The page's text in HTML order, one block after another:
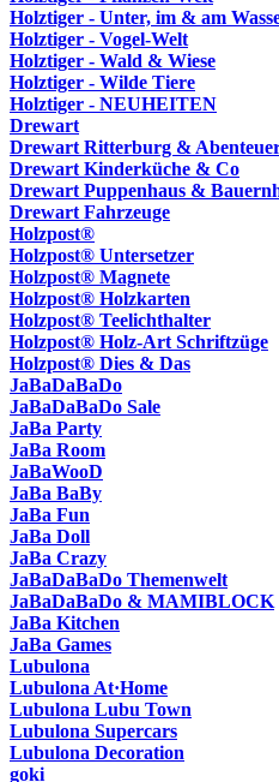
Holztiger - Unter, im & am
Holztiger - Vogel-Welt
Holztiger - Wald & Wiese
Holztiger - Wilde Tiere
Holztiger - NEUHEITEN
Drewart
Drewart Ritterburg &
Drewart Kinderküche & Co
Drewart Puppenhaus &
Drewart Fahrzeuge
Holzpost®
Holzpost® Untersetzer
Holzpost® Magnete
Holzpost® Holzkarten
Holzpost® Teelichthalter
Holzpost® Holz-Art Schriftzüge
Holzpost® Dies & Das
JaBaDaBaDo
JaBaDaBaDo Sale
JaBa Party
JaBa Room
JaBaWooD
JaBa BaBy
JaBa Fun
JaBa Doll
JaBa Crazy
JaBaDaBaDo Themenwelt
JaBaDaBaDo & MAMIBLOCK
JaBa Kitchen
JaBa Games
Lubulona
Lubulona At·Home
Lubulona Lubu Town
Lubulona Supercars
Lubulona Decoration
goki